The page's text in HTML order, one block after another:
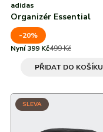
adidas
Organizér Essential
-20%
Nyní 399 Kč499 Kč
PŘIDAT DO KOŠÍKU
SLEVA